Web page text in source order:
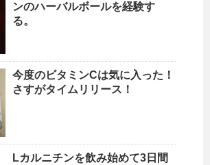
ンのハーバルボールを経験す
る。
今度のビタミンCは気に入った！
さすがタイムリリース！
Lカルニチンを飲み始めて3日間